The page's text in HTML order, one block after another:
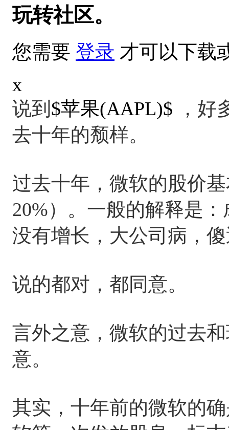
玩转社区。
您需要 登录 才可以下载
x
说到 $苹果(AAPL)$ ，好
去十年的颓样。
过去十年，微软的股价
20%）。一般的解释是
没有增长，大公司病，
说的都对，都同意。
言外之意，微软的过去
意。
其实，十年前的微软的